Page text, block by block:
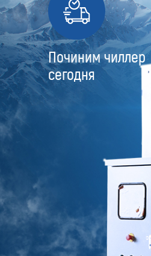
Починим чиллер
сегодня